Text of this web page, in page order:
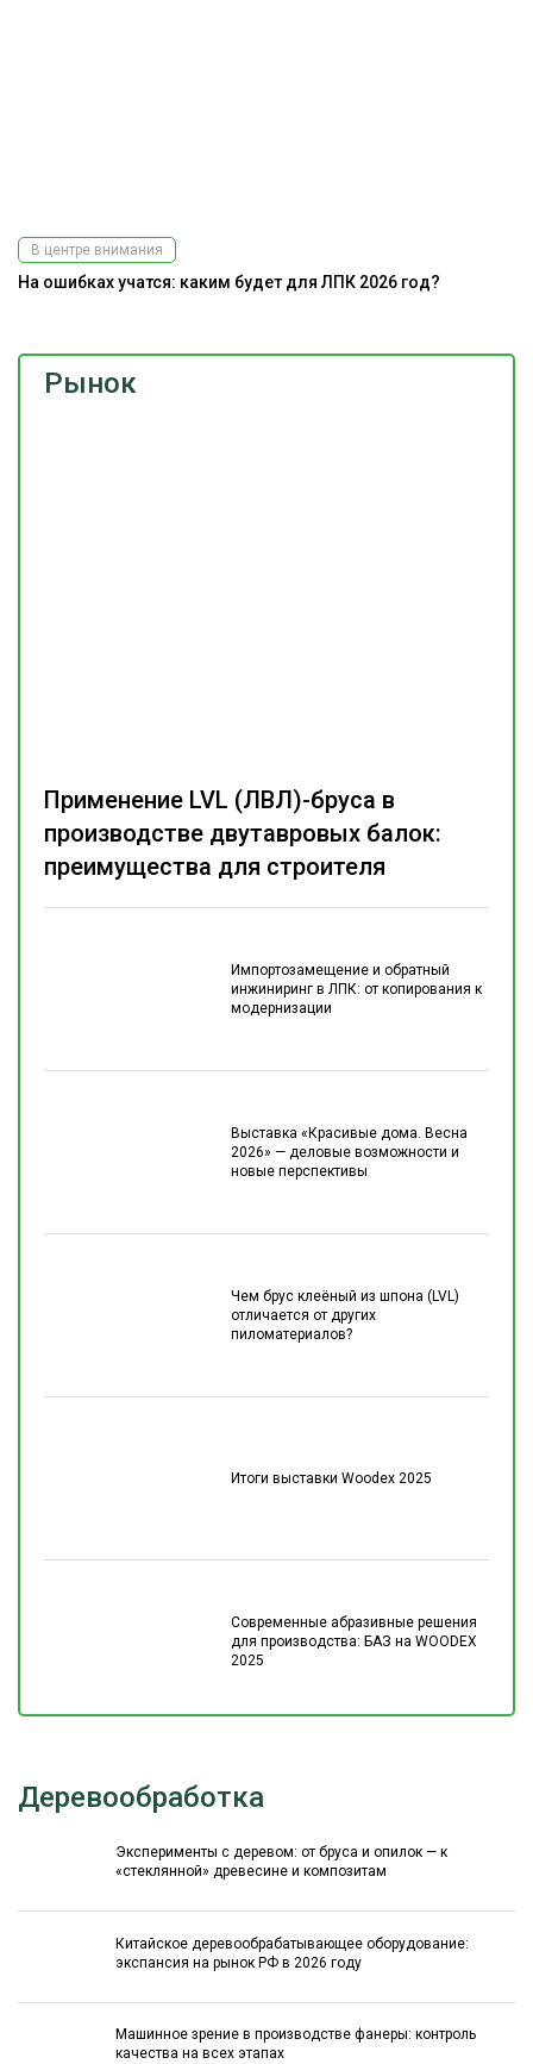
Рынок
Импортозамещение и обратный
инжиниринг в ЛПК: от копирования к
модернизации
Выставка «Красивые дома. Весна
2026» — деловые возможности и
новые перспективы
Чем брус клеёный из шпона (LVL)
отличается от других
пиломатериалов?
Итоги выставки Woodex 2025
Современные абразивные решения
для производства: БАЗ на WOODEX
2025
Применение LVL (ЛВЛ)-бруса в
производстве двутавровых балок:
преимущества для строителя
В центре внимания
На ошибках учатся: каким будет для ЛПК 2026 год?
Деревообработка
Эксперименты с деревом: от бруса и опилок — к
«стеклянной» древесине и композитам
Китайское деревообрабатывающее оборудование:
экспансия на рынок РФ в 2026 году
Машинное зрение в производстве фанеры: контроль
качества на всех этапах